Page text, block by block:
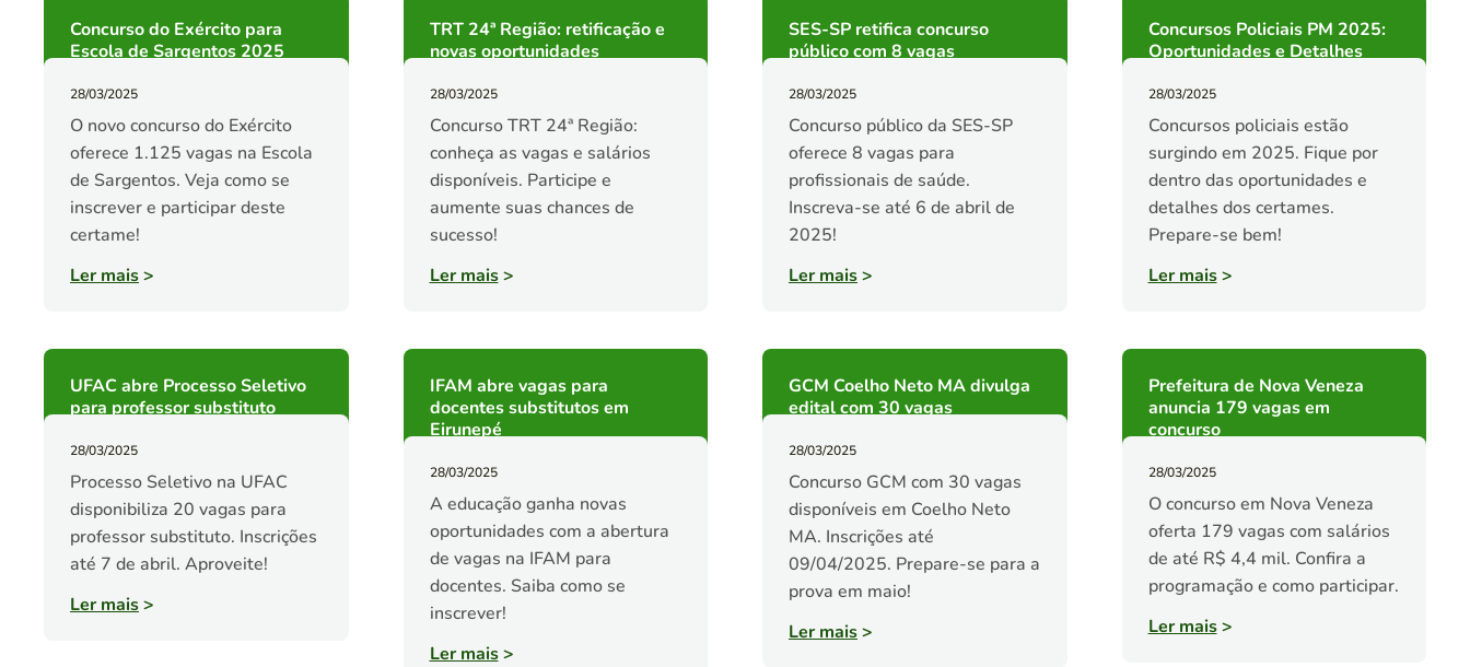
Concurso do Exército para
Escola de Sargentos 2025
28/03/2025
O novo concurso do Exército
oferece 1.125 vagas na Escola
de Sargentos. Veja como se
inscrever e participar deste
certame!
Ler mais>
TRT 24ª Região: retificação e
novas oportunidades
28/03/2025
Concurso TRT 24ª Região:
conheça as vagas e salários
disponíveis. Participe e
aumente suas chances de
sucesso!
Ler mais>
SES-SP retifica concurso
público com 8 vagas
28/03/2025
Concurso público da SES-SP
oferece 8 vagas para
profissionais de saúde.
Inscreva-se até 6 de abril de
2025!
Ler mais>
Concursos Policiais PM 2025:
Oportunidades e Detalhes
28/03/2025
Concursos policiais estão
surgindo em 2025. Fique por
dentro das oportunidades e
detalhes dos certames.
Prepare-se bem!
Ler mais>
UFAC abre Processo Seletivo
para professor substituto
28/03/2025
Processo Seletivo na UFAC
disponibiliza 20 vagas para
professor substituto. Inscrições
até 7 de abril. Aproveite!
Ler mais>
IFAM abre vagas para
docentes substitutos em
Eirunepé
28/03/2025
A educação ganha novas
oportunidades com a abertura
de vagas na IFAM para
docentes. Saiba como se
inscrever!
Ler mais>
GCM Coelho Neto MA divulga
edital com 30 vagas
28/03/2025
Concurso GCM com 30 vagas
disponíveis em Coelho Neto
MA. Inscrições até
09/04/2025. Prepare-se para a
prova em maio!
Ler mais>
Prefeitura de Nova Veneza
anuncia 179 vagas em
concurso
28/03/2025
O concurso em Nova Veneza
oferta 179 vagas com salários
de até R$ 4,4 mil. Confira a
programação e como participar.
Ler mais>